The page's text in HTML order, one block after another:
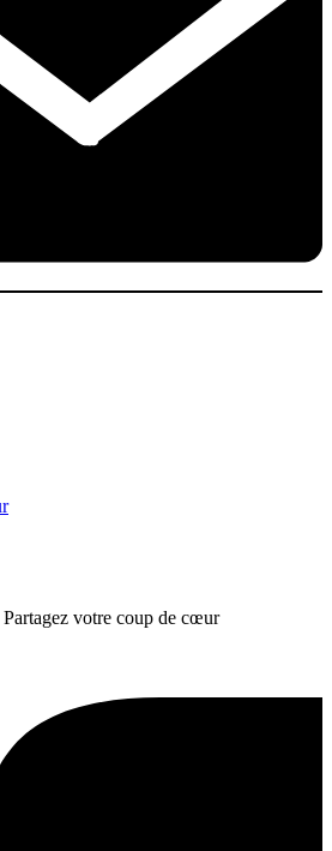
Partagez votre coup de cœur